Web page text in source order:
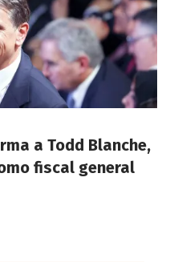
a Todd Blanche,
fiscal general